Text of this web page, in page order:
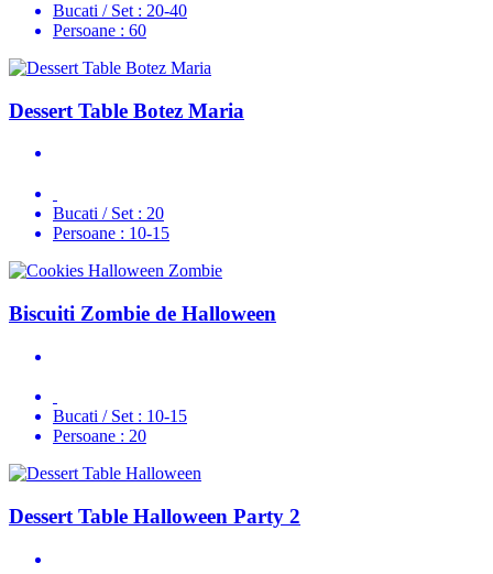
Bucati / Set : 20-40
Persoane : 60
Dessert Table Botez Maria
Bucati / Set : 20
Persoane : 10-15
Biscuiti Zombie de Halloween
Bucati / Set : 10-15
Persoane : 20
Dessert Table Halloween Party 2